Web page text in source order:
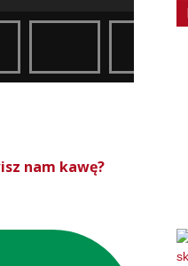
nam kawę?